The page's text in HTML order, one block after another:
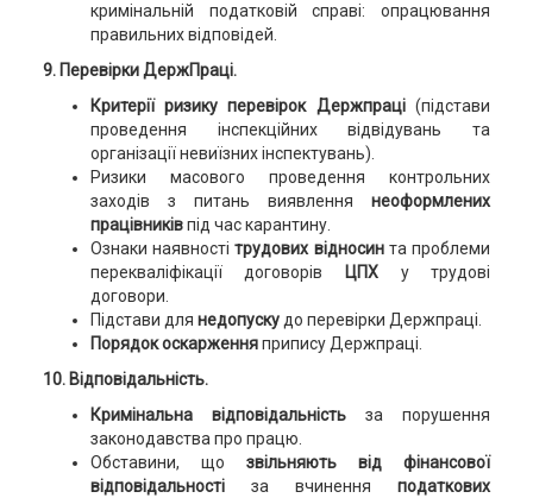
кримінальній податковій справі: опрацювання
правильних відповідей.
9. Перевірки ДержПраці.
Критерії ризику перевірок Держпраці(підстави
проведення інспекційних відвідувань та
організації невиїзних інспектувань).
Ризики масового проведення контрольних
заходів з питань виявленнянеоформлених
працівниківпід час карантину.
Ознаки наявностітрудових відносинта проблеми
перекваліфікації договорів
ЦПХу трудові
договори.
Підстави для недопускудо перевірки Держпраці.
Порядок оскарженняприпису Держпраці.
10. Відповідальність.
Кримінальна відповідальністьза порушення
законодавства про працю.
Обставини, що звільняють від фінансової
відповідальностіза вчиненняподаткових